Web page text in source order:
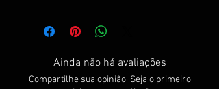
Ainda não há avaliações
Compartilhe sua opinião. Seja o primeiro